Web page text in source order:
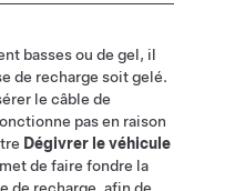
basses ou de gel, il
de recharge soit gelé.
le câble de
pas en raison
Dégivrer le véhicule
de faire fondre la